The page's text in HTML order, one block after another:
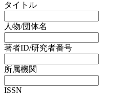
タイトル
人物/団体名
著者ID/研究者番号
所属機関
ISSN